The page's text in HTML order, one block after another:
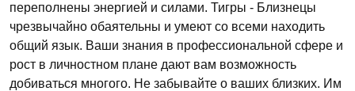
переполнены энергией и силами. Тигры - Близнецы
чрезвычайно обаятельны и умеют со всеми находить
общий язык. Ваши знания в профессиональной сфере и
рост в личностном плане дают вам возможность
добиваться многого. Не забывайте о ваших близких. Им